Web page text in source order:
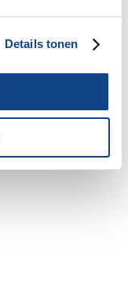
Details tonen